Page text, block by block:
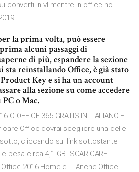
converti in vl mentre in office ho
la prima volta, può essere
alcuni passaggi di
di più, espandere la sezione
sta reinstallando Office, è già stato
Key e si ha un account
alla sezione su come accedere
o Mac.
O OFFICE 365 GRATIS IN ITALIANO E
Office dovrai scegliere una delle
cliccando sul link sottostante
pesa circa 4,1 GB. SCARICARE
Office 2016 Home e … Anche Office